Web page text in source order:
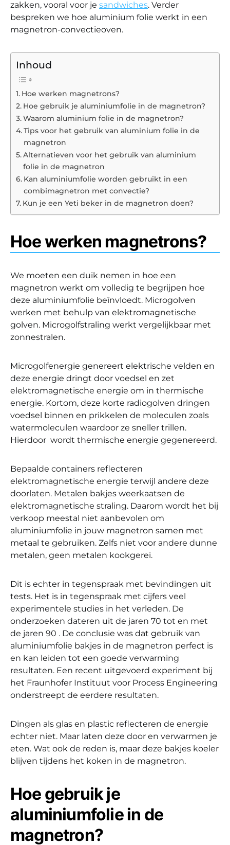
zakken, vooral voor je sandwiches. Verder
bespreken we hoe aluminium folie werkt in een
magnetron-convectieoven.
Inhoud
Hoe werken magnetrons?
Hoe gebruik je aluminiumfolie in de magnetron?
Waarom aluminium folie in de magnetron?
Tips voor het gebruik van aluminium folie in de
magnetron
Alternatieven voor het gebruik van aluminium
folie in de magnetron
Kan aluminiumfolie worden gebruikt in een
combimagnetron met convectie?
Kun je een Yeti beker in de magnetron doen?
Hoe werken magnetrons?
We moeten een duik nemen in hoe een
magnetron werkt om volledig te begrijpen hoe
deze aluminiumfolie beïnvloedt. Microgolven
werken met behulp van elektromagnetische
golven. Microgolfstraling werkt vergelijkbaar met
zonnestralen.
Microgolfenergie genereert elektrische velden en
deze energie dringt door voedsel en zet
elektromagnetische energie om in thermische
energie. Kortom, deze korte radiogolven dringen
voedsel binnen en prikkelen de moleculen zoals
watermoleculen waardoor ze sneller trillen.
Hierdoor wordt thermische energie gegenereerd.
Bepaalde containers reflecteren
elektromagnetische energie terwijl andere deze
doorlaten. Metalen bakjes weerkaatsen de
elektromagnetische straling. Daarom wordt het bij
verkoop meestal niet aanbevolen om
aluminiumfolie in jouw magnetron samen met
metaal te gebruiken. Zelfs niet voor andere dunne
metalen, geen metalen kookgerei.
Dit is echter in tegenspraak met bevindingen uit
tests. Het is in tegenspraak met cijfers veel
experimentele studies in het verleden. De
onderzoeken dateren uit de jaren 70 tot en met
de jaren 90 . De conclusie was dat gebruik van
aluminiumfolie bakjes in de magnetron perfect is
en kan leiden tot een goede verwarming
resultaten. Een recent uitgevoerd experiment bij
het Fraunhofer Instituut voor Process Engineering
onderstreept de eerdere resultaten.
Dingen als glas en plastic reflecteren de energie
echter niet. Maar laten deze door en verwarmen je
eten. Wat ook de reden is, maar deze bakjes koeler
blijven tijdens het koken in de magnetron.
Hoe gebruik je
aluminiumfolie in de
magnetron?